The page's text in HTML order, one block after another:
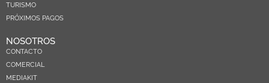
TURISMO
PRÓXIMOS PAGOS
NOSOTROS
CONTACTO
COMERCIAL
MEDIAKIT